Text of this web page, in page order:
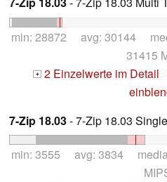
min: 28872 avg: 30144
31415
+ 2 Einzelwerte im Detail
7-Zip 18.03- 7-Zip 18.03
min: 3555 avg: 3834